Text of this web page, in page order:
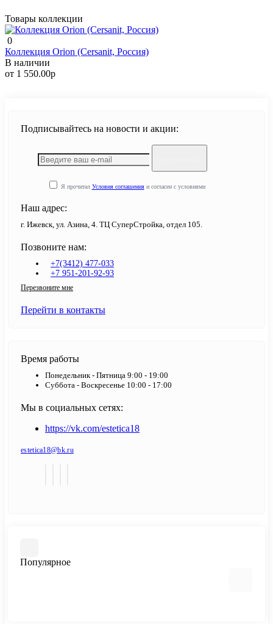
Товары коллекции
0
Коллекция Orion (Cersanit, Россия)
В наличии
от 1 550.00р
Подписывайтесь на новости и акции:
Я прочитал Условия соглашенияи согласен с условиями
Наш адрес:
г. Ижевск, ул. Азина, 4. ТЦ СуперСтройка, отдел 105.
Позвоните нам:
+7(3412) 477-033
+7 951-201-92-93
Перезвоните мне
Перейти в контакты
Время работы
Понедельник - Пятница 9:00 - 19:00
Суббота - Воскресенье 10:00 - 17:00
Мы в социальных сетях:
https://vk.com/estetica18
estetica18@bk.ru
Популярное